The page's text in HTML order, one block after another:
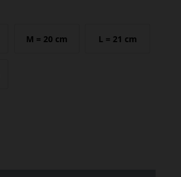
M = 20 cm L = 21 cm